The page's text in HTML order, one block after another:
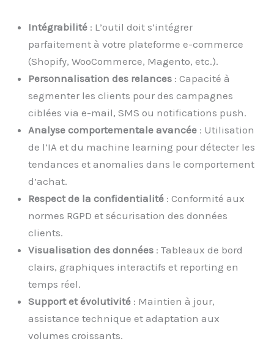
Intégrabilité : L’outil doit s’intégrer
parfaitement à votre plateforme e-commerce
(Shopify, WooCommerce, Magento, etc.).
Personnalisation des relances : Capacité à
segmenter les clients pour des campagnes
ciblées via e-mail, SMS ou notifications push.
Analyse comportementale avancée : Utilisation
de l’IA et du machine learning pour détecter les
tendances et anomalies dans le comportement
d’achat.
Respect de la confidentialité : Conformité aux
normes RGPD et sécurisation des données
clients.
Visualisation des données : Tableaux de bord
clairs, graphiques interactifs et reporting en
temps réel.
Support et évolutivité : Maintien à jour,
assistance technique et adaptation aux
volumes croissants.